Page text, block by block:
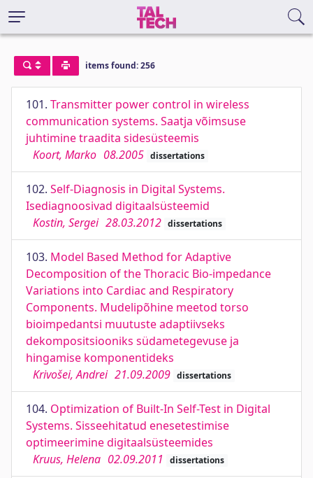
items found: 256
101. Transmitter power control in wireless
communication systems. Saatja võimsuse
juhtimine traadita sidesüsteemis
Koort, Marko 08.2005 dissertations
102. Self-Diagnosis in Digital Systems.
Isediagnoosivad digitaalsüsteemid
Kostin, Sergei 28.03.2012 dissertations
103. Model Based Method for Adaptive
Decomposition of the Thoracic Bio-impedance
Variations into Cardiac and Respiratory
Components. Mudelipõhine meetod torso
bioimpedantsi muutuste adaptiivseks
dekompositsiooniks südametegevuse ja
hingamise komponentideks
Krivošei, Andrei 21.09.2009 dissertations
104. Optimization of Built-In Self-Test in Digital
Systems. Sisseehitatud enesetestimise
optimeerimine digitaalsüsteemides
Kruus, Helena 02.09.2011 dissertations